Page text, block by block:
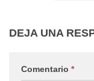
DEJA UNA
Comentario *